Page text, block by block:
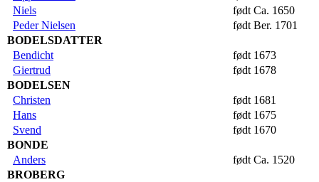
Niels
født Ca. 1650
Peder Nielsen
født Ber. 1701
BODELSDATTER
Bendicht
født 1673
Giertrud
født 1678
BODELSEN
Christen
født 1681
Hans
født 1675
Svend
født 1670
BONDE
Anders
født Ca. 1520
BROBERG